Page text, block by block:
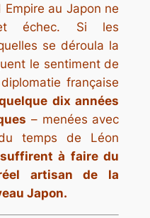
au Japon ne
échec. Si les
se déroula la
le sentiment de
française
dix années
– menées avec
temps de Léon
suffirent à faire du
artisan de la
Japon.